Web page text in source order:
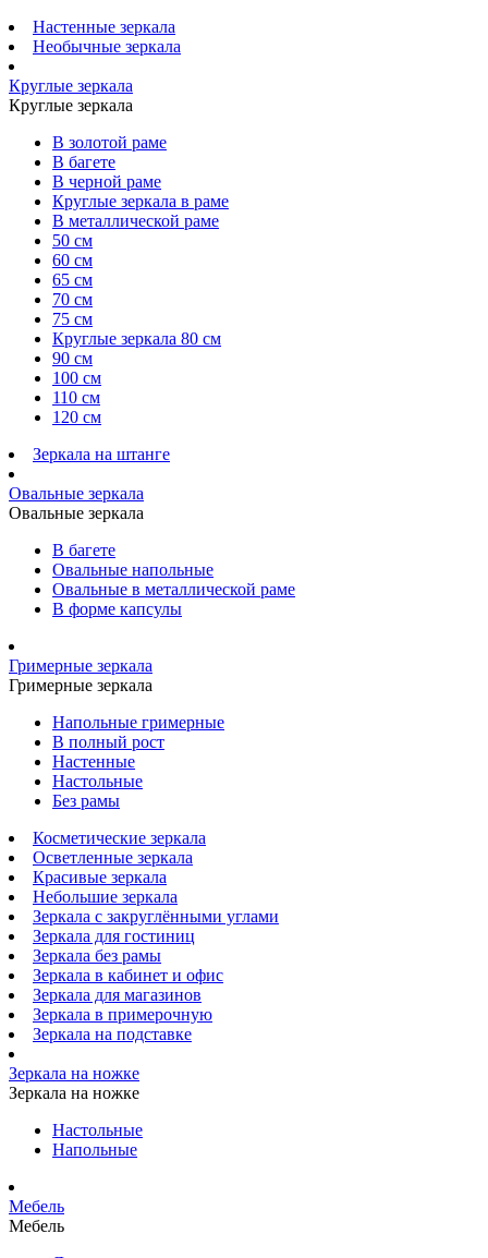
Настенные зеркала
Необычные зеркала
Круглые зеркала
Круглые зеркала
В золотой раме
В багете
В черной раме
Круглые зеркала в раме
В металлической раме
50 см
60 см
65 см
70 см
75 см
Круглые зеркала 80 см
90 см
100 см
110 см
120 см
Зеркала на штанге
Овальные зеркала
Овальные зеркала
В багете
Овальные напольные
Овальные в металлической раме
В форме капсулы
Гримерные зеркала
Гримерные зеркала
Напольные гримерные
В полный рост
Настенные
Настольные
Без рамы
Косметические зеркала
Осветленные зеркала
Красивые зеркала
Небольшие зеркала
Зеркала с закруглёнными углами
Зеркала для гостиниц
Зеркала без рамы
Зеркала в кабинет и офис
Зеркала для магазинов
Зеркала в примерочную
Зеркала на подставке
Зеркала на ножке
Зеркала на ножке
Настольные
Напольные
Мебель
Мебель